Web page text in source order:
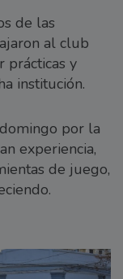
de las
al club
prácticas y
institución.
por la
experiencia,
de juego,